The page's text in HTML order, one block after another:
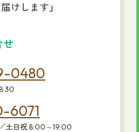
けします」
せ
0480
6071
土日祝 8:00～19:00